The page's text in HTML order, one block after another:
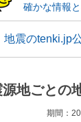
確かな情報
地震のtenki.jp
源地ごとの
期間：